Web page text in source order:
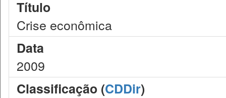
Título
Crise econômica
Data
2009
Classificação (CDDir)